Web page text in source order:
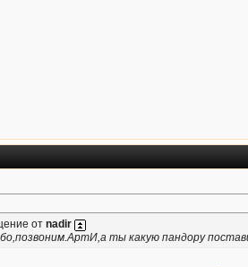
от nadir
ты какую пандору